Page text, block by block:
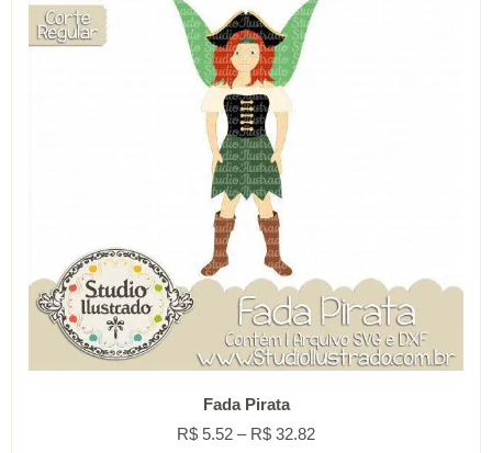
podem
Fada Pirata
R$ 5.52 – R$ 32.82Faixa